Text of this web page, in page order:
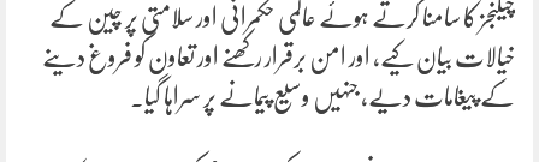
چیلنجز کا سامنا کرتے ہوئے عالمی حکمرانی اور سلامتی پر چین کے
خیالات بیان کیے، اور امن برقرار رکھنے اور تعاون کو فروغ دینے
کے پیغامات دیے، جنہیں وسیع پیمانے پر سراہا گیا۔